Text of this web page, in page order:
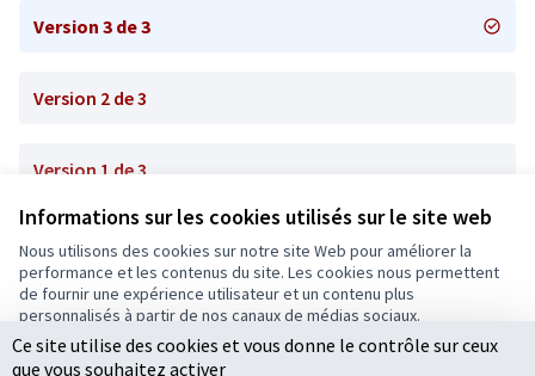
Informations sur les cookies utilisés sur le site web
Nous utilisons des cookies sur notre site Web pour améliorer la
performance et les contenus du site. Les cookies nous permettent
de fournir une expérience utilisateur et un contenu plus
personnalisés à partir de nos canaux de médias sociaux.
Tout accepter
Version 3 de 3
Version 2 de 3
Version 1 de 3
Conditions d'utilisation
Paramètres des cookies
Ecrivons Angers sur X
(Lien externe)
Ecrivons Angers sur Facebook
(Lien externe)
Ce site utilise des cookies et vous donne le contrôle sur ceux
que vous souhaitez activer